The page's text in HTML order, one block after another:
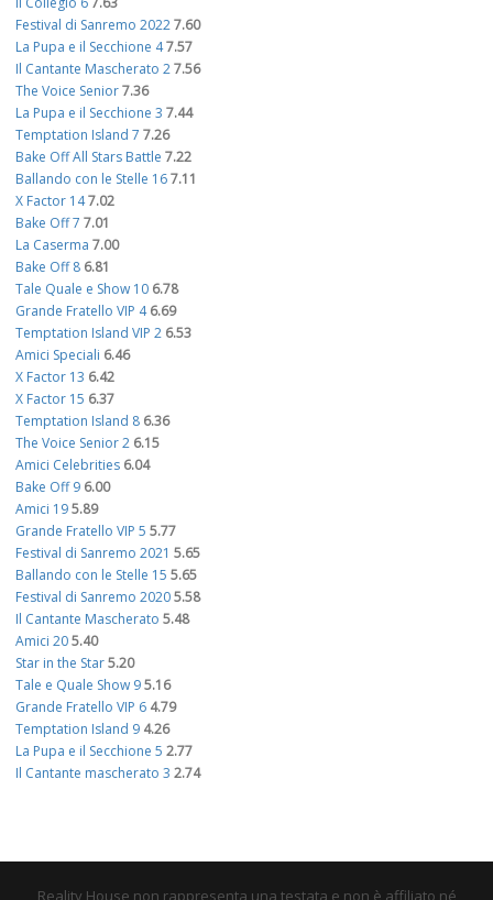
Festival di Sanremo 20227.60
La Pupa e il Secchione 47.57
Il Cantante Mascherato 27.56
The Voice Senior7.36
La Pupa e il Secchione 3 7.44
Temptation Island 7 7.26
Bake Off All Stars Battle 7.22
Ballando con le Stelle 167.11
X Factor 147.02
Bake Off 7 7.01
La Caserma 7.00
Bake Off 8 6.81
Tale Quale e Show 10 6.78
Grande Fratello VIP 4 6.69
Temptation Island VIP 2 6.53
Amici Speciali 6.46
X Factor 13 6.42
X Factor 15 6.37
Temptation Island 8 6.36
The Voice Senior 2 6.15
Amici Celebrities 6.04
Bake Off 9 6.00
Amici 195.89
Grande Fratello VIP 5 5.77
Festival di Sanremo 2021 5.65
Ballando con le Stelle 15 5.65
Festival di Sanremo 20205.58
Il Cantante Mascherato 5.48
Amici 205.40
Star in the Star5.20
Tale e Quale Show 95.16
Grande Fratello VIP 6 4.79
Temptation Island 9 4.26
La Pupa e il Secchione 5 2.77
Il Cantante mascherato 3 2.74
Reality House non rappresenta una testata e non è affiliato né